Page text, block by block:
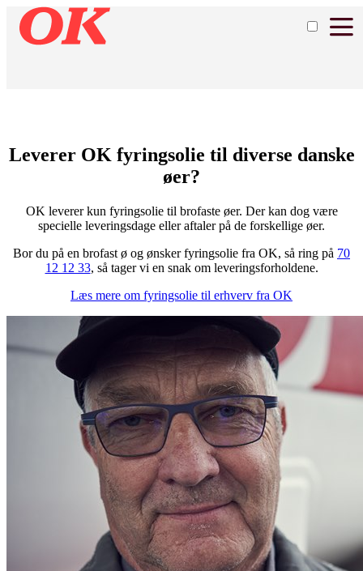
Leverer OK fyringsolie til diverse danske
øer?
OK leverer kun fyringsolie til brofaste øer. Der kan dog være
specielle leveringsdage eller aftaler på de forskellige øer.
Bor du på en brofast ø og ønsker fyringsolie fra OK, så ring på 70
12 12 33, så tager vi en snak om leveringsforholdene.
Læs mere om fyringsolie til erhverv fra OK​